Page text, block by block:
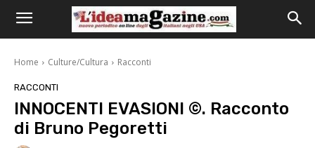
Home Culture/Cultura Racconti
RACCONTI
INNOCENTI EVASIONI ©. Racconto
di Bruno Pegoretti